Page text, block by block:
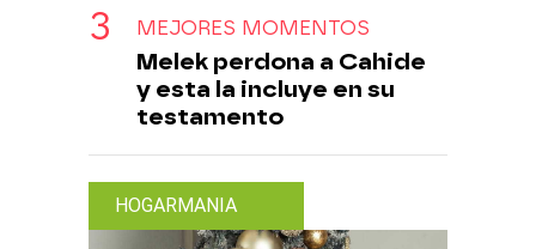
MEJORES MOMENTOS
Melek perdona a Cahide
y esta la incluye en su
testamento
HOGARMANIA